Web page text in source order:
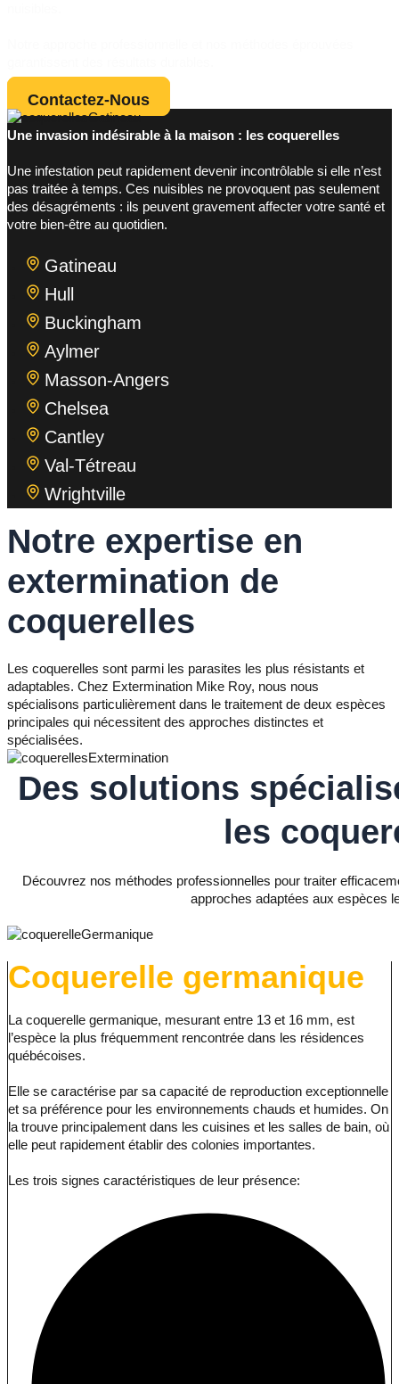
Contactez-Nous
Une invasion indésirable à la maison : les coquerelles
Une infestation peut rapidement devenir incontrôlable si elle n’est
pas traitée à temps. Ces nuisibles ne provoquent pas seulement
des désagréments : ils peuvent gravement affecter votre santé et
votre bien-être au quotidien.
Gatineau
Hull
Buckingham
Aylmer
Masson-Angers
Chelsea
Cantley
Val-Tétreau
Wrightville
Notre expertise en
extermination de
coquerelles
Les coquerelles sont parmi les parasites les plus résistants et
adaptables. Chez Extermination Mike Roy, nous nous
spécialisons particulièrement dans le traitement de deux espèces
principales qui nécessitent des approches distinctes et
spécialisées.
Des solutions
les
Découvrez nos méthodes professionnelles pour traiter
approches adaptées aux espèces
Coquerelle germanique
La coquerelle germanique, mesurant entre 13 et 16 mm, est
l’espèce la plus fréquemment rencontrée dans les résidences
québécoises.
Elle se caractérise par sa capacité de reproduction exceptionnelle
et sa préférence pour les environnements chauds et humides. On
la trouve principalement dans les cuisines et les salles de bain, où
elle peut rapidement établir des colonies importantes.
Les trois signes caractéristiques de leur présence: